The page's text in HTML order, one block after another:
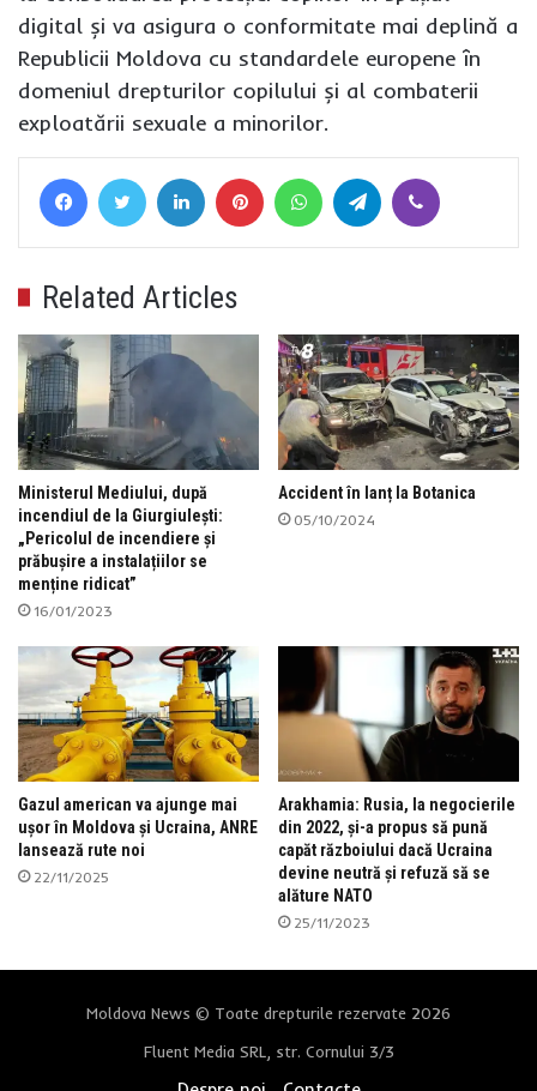
digital și va asigura o conformitate mai deplină a
Republicii Moldova cu standardele europene în
domeniul drepturilor copilului și al combaterii
exploatării sexuale a minorilor.
FacebookTwitter LinkedIn Pinterest WhatsAppTelegram
Related Articles
Ministerul Mediului, după
incendiul de la Giurgiulești:
„Pericolul de incendiere și
prăbușire a instalațiilor se
menține ridicat”
16/01/2023
Accident în lanț la Botanica
05/10/2024
Gazul american va ajunge mai
ușor în Moldova și Ucraina, ANRE
lansează rute noi
22/11/2025
Arakhamia: Rusia, la negocierile
din 2022, și-a propus să pună
capăt războiului dacă Ucraina
devine neutră și refuză să se
alăture NATO
25/11/2023
Moldova News © Toate drepturile rezervate 2026
Fluent Media SRL, str. Cornului 3/3